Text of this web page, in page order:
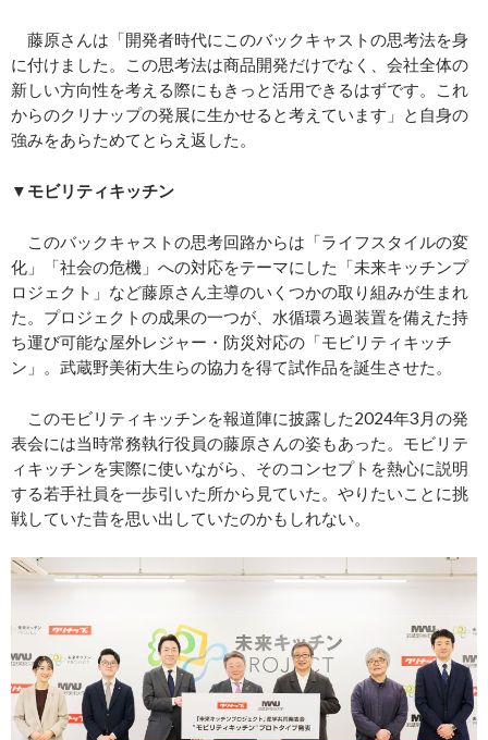
藤原さんは「開発者時代にこのバックキャストの思考法を身
に付けました。この思考法は商品開発だけでなく、会社全体の
新しい方向性を考える際にもきっと活用できるはずです。これ
からのクリナップの発展に生かせると考えています」と自身の
強みをあらためてとらえ返した。
▼モビリティキッチン
このバックキャストの思考回路からは「ライフスタイルの変
化」「社会の危機」への対応をテーマにした「未来キッチンプ
ロジェクト」など藤原さん主導のいくつかの取り組みが生まれ
た。プロジェクトの成果の一つが、水循環ろ過装置を備えた持
ち運び可能な屋外レジャー・防災対応の「モビリティキッチ
ン」。武蔵野美術大生らの協力を得て試作品を誕生させた。
このモビリティキッチンを報道陣に披露した2024年3月の発
表会には当時常務執行役員の藤原さんの姿もあった。モビリテ
ィキッチンを実際に使いながら、そのコンセプトを熱心に説明
する若手社員を一歩引いた所から見ていた。やりたいことに挑
戦していた昔を思い出していたのかもしれない。